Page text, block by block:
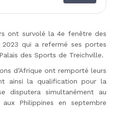
ont survolé la 4e fenêtre des
2023 qui a refermé ses portes
des Sports de Treichville.
d’Afrique ont remporté leurs
ainsi la qualification pour la
disputera simultanément au
Philippines en septembre